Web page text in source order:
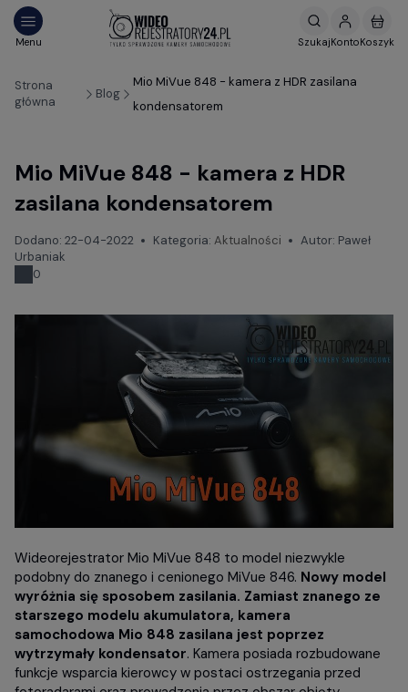
Strona
główna
Blog
Mio MiVue 848 - kamera z HDR zasilana
kondensatorem
Mio MiVue 848 - kamera z HDR
zasilana kondensatorem
Dodano: 22-04-2022 Kategoria: Aktualności Autor: Paweł
Urbaniak
0
Wideorejestrator Mio MiVue 848 to model niezwykle
podobny do znanego i cenionego MiVue 846. Nowy model
wyróżnia się sposobem zasilania. Zamiast znanego ze
starszego modelu akumulatora, kamera
samochodowa Mio 848 zasilana jest poprzez
wytrzymały kondensator. Kamera posiada rozbudowane
funkcje wsparcia kierowcy w postaci ostrzegania przed